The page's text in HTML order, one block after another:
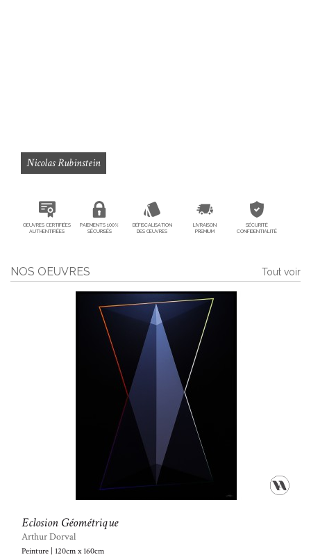
Nicolas Rubinstein
OEUVRES CERTIFIÉES
AUTHENTIFIÉES
PAIEMENTS 100%
SÉCURISÉS
DÉFISCALISATION
DES ŒUVRES
LIVRAISON
PREMIUM
SÉCURITÉ
CONFIDENTIALITÉ
Tout voir
NOS OEUVRES
Eclosion Géométrique
Arthur Dorval
Peinture | 120cm x 160cm